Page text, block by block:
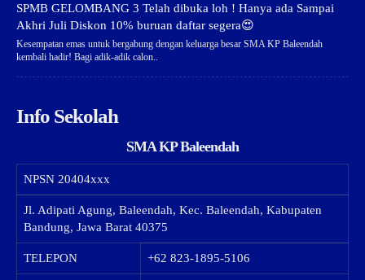
SPMB GELOMBANG 3 Telah dibuka loh ! Hanya ada Sampai
Akhri Juli Diskon 10% buruan daftar segera😍
Kesempatan emas untuk bergabung dengan keluarga besar SMA KP Baleendah
kembali hadir! Bagi adik-adik calon..
Info Sekolah
SMA KP Baleendah
NPSN 20404xxx
Jl. Adipati Agung, Baleendah, Kec. Baleendah, Kabupaten
Bandung, Jawa Barat 40375
TELEPON +62 823-1895-5106